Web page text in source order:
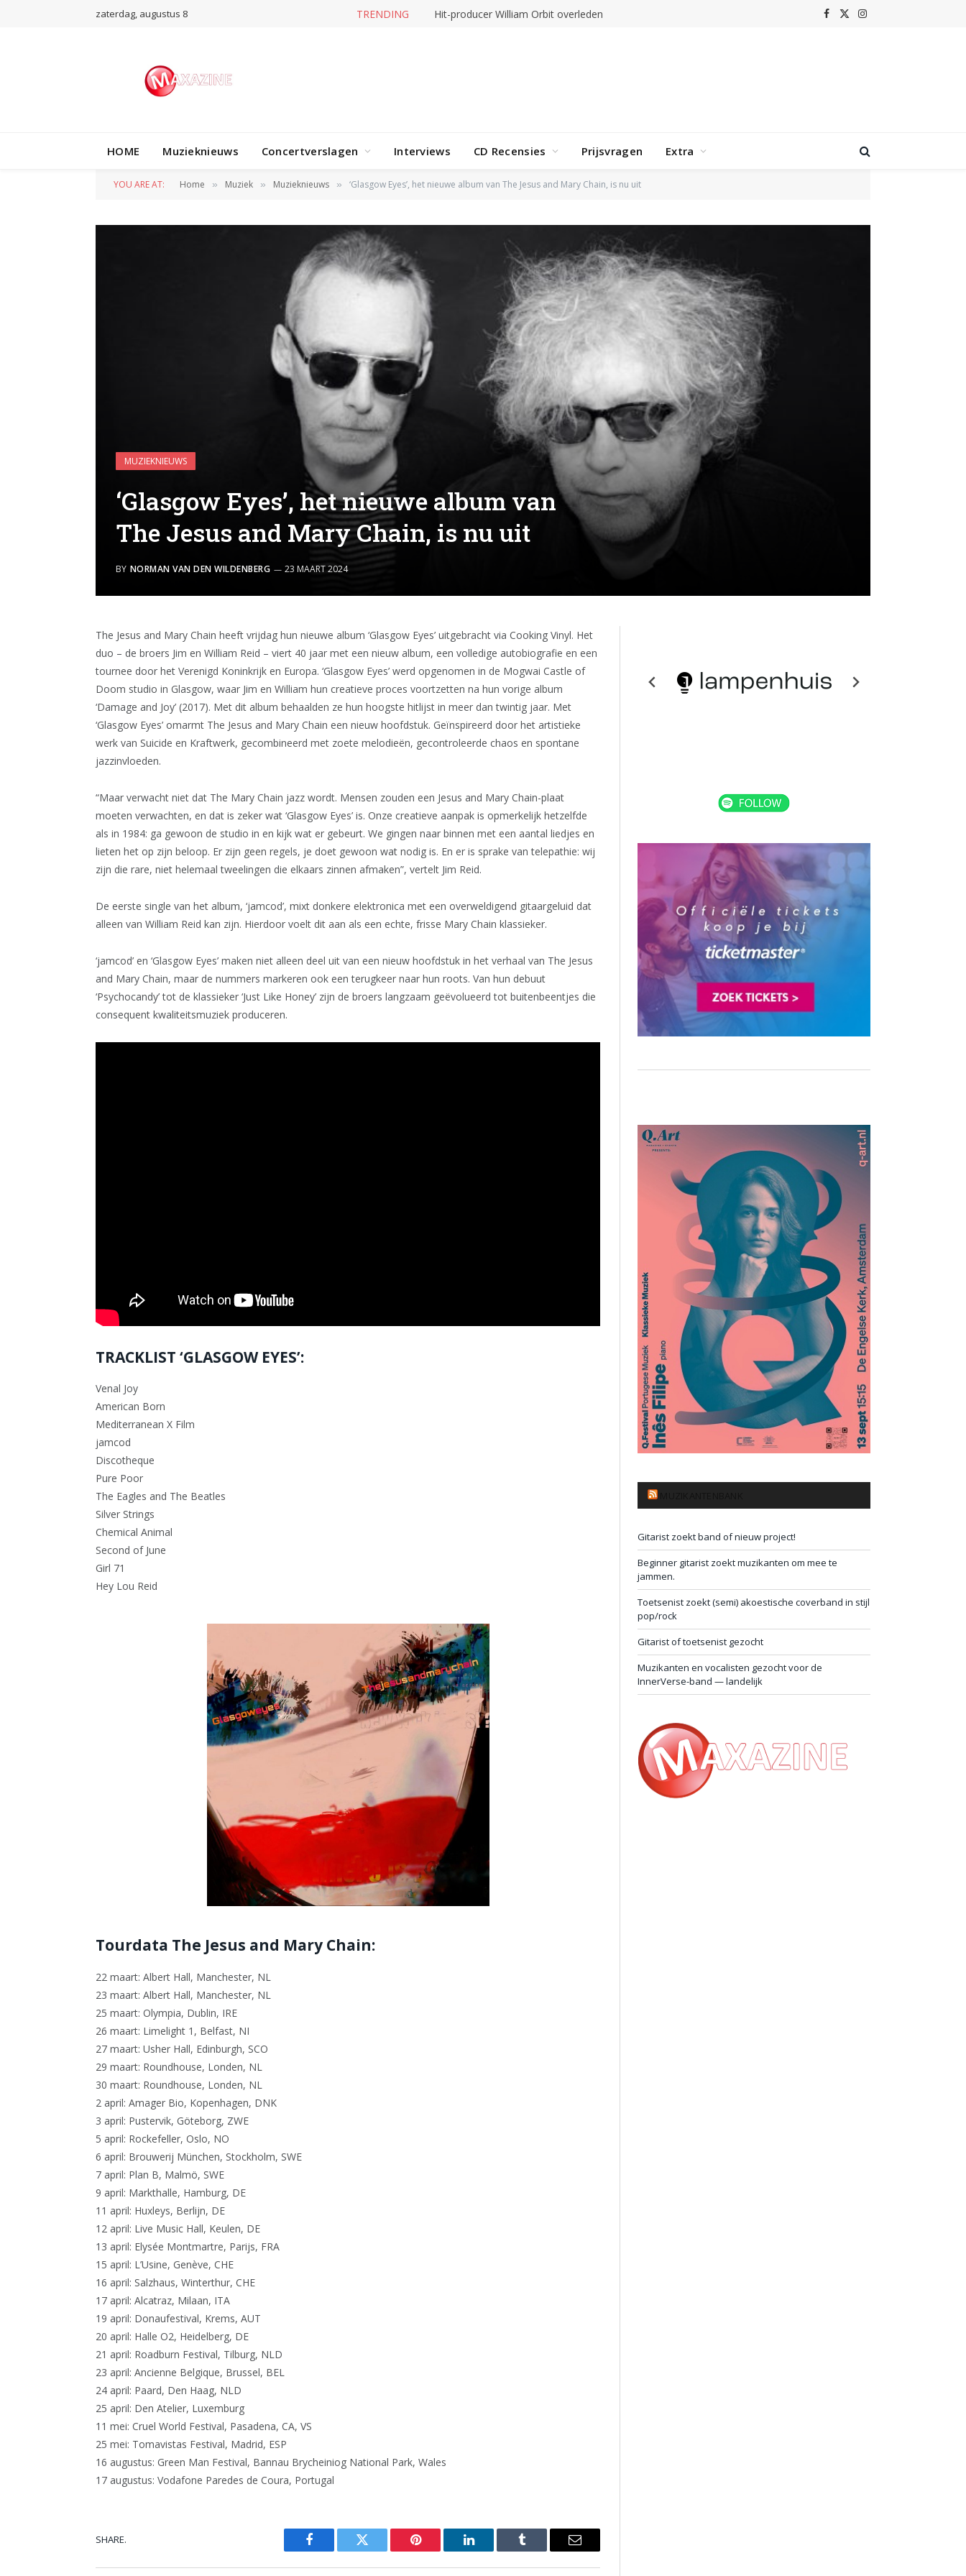
zaterdag, augustus 8 TRENDING Hit-producer William Orbit overleden Facebook
X
Instagram
HOME Muzieknieuws Concertverslagen Interviews CD Recensies Prijsvragen Extra
YOU ARE AT: Home » Muziek » Muzieknieuws » ‘Glasgow Eyes’, het nieuwe album van The Jesus and Mary Chain, is nu uit
MUZIEKNIEUWS
‘Glasgow Eyes’, het nieuwe album van
The Jesus and Mary Chain, is nu uit
BY NORMAN VAN DEN WILDENBERG 23 MAART 2024
The Jesus and Mary Chain heeft vrijdag hun nieuwe album ‘Glasgow Eyes’ uitgebracht via Cooking Vinyl. Het
duo – de broers Jim en William Reid – viert 40 jaar met een nieuw album, een volledige autobiografie en een
tournee door het Verenigd Koninkrijk en Europa. ‘Glasgow Eyes’ werd opgenomen in de Mogwai Castle of
Doom studio in Glasgow, waar Jim en William hun creatieve proces voortzetten na hun vorige album
‘Damage and Joy’ (2017). Met dit album behaalden ze hun hoogste hitlijst in meer dan twintig jaar. Met
‘Glasgow Eyes’ omarmt The Jesus and Mary Chain een nieuw hoofdstuk. Geïnspireerd door het artistieke
werk van Suicide en Kraftwerk, gecombineerd met zoete melodieën, gecontroleerde chaos en spontane
jazzinvloeden.
“Maar verwacht niet dat The Mary Chain jazz wordt. Mensen zouden een Jesus and Mary Chain-plaat
moeten verwachten, en dat is zeker wat ‘Glasgow Eyes’ is. Onze creatieve aanpak is opmerkelijk hetzelfde
als in 1984: ga gewoon de studio in en kijk wat er gebeurt. We gingen naar binnen met een aantal liedjes en
lieten het op zijn beloop. Er zijn geen regels, je doet gewoon wat nodig is. En er is sprake van telepathie: wij
zijn die rare, niet helemaal tweelingen die elkaars zinnen afmaken”, vertelt Jim Reid.
De eerste single van het album, ‘jamcod’, mixt donkere elektronica met een overweldigend gitaargeluid dat
alleen van William Reid kan zijn. Hierdoor voelt dit aan als een echte, frisse Mary Chain klassieker.
‘jamcod’ en ‘Glasgow Eyes’ maken niet alleen deel uit van een nieuw hoofdstuk in het verhaal van The Jesus
and Mary Chain, maar de nummers markeren ook een terugkeer naar hun roots. Van hun debuut
‘Psychocandy’ tot de klassieker ‘Just Like Honey’ zijn de broers langzaam geëvolueerd tot buitenbeentjes die
consequent kwaliteitsmuziek produceren.
TRACKLIST ‘GLASGOW EYES’:
Venal Joy
American Born
Mediterranean X Film
jamcod
Discotheque
Pure Poor
The Eagles and The Beatles
Silver Strings
Chemical Animal
Second of June
Girl 71
Hey Lou Reid
Tourdata The Jesus and Mary Chain:
22 maart: Albert Hall, Manchester, NL
23 maart: Albert Hall, Manchester, NL
25 maart: Olympia, Dublin, IRE
26 maart: Limelight 1, Belfast, NI
27 maart: Usher Hall, Edinburgh, SCO
29 maart: Roundhouse, Londen, NL
30 maart: Roundhouse, Londen, NL
2 april: Amager Bio, Kopenhagen, DNK
3 april: Pustervik, Göteborg, ZWE
5 april: Rockefeller, Oslo, NO
6 april: Brouwerij München, Stockholm, SWE
7 april: Plan B, Malmö, SWE
9 april: Markthalle, Hamburg, DE
11 april: Huxleys, Berlijn, DE
12 april: Live Music Hall, Keulen, DE
13 april: Elysée Montmartre, Parijs, FRA
15 april: L’Usine, Genève, CHE
16 april: Salzhaus, Winterthur, CHE
17 april: Alcatraz, Milaan, ITA
19 april: Donaufestival, Krems, AUT
20 april: Halle O2, Heidelberg, DE
21 april: Roadburn Festival, Tilburg, NLD
23 april: Ancienne Belgique, Brussel, BEL
24 april: Paard, Den Haag, NLD
25 april: Den Atelier, Luxemburg
11 mei: Cruel World Festival, Pasadena, CA, VS
25 mei: Tomavistas Festival, Madrid, ESP
16 augustus: Green Man Festival, Bannau Brycheiniog National Park, Wales
17 augustus: Vodafone Paredes de Coura, Portugal
SHARE.
Facebook Twitter Pinterest LinkedIn Tumblr Email
Gitarist zoekt band of nieuw project!
Beginner gitarist zoekt muzikanten om mee te
jammen.
Toetsenist zoekt (semi) akoestische coverband in stijl
pop/rock
Gitarist of toetsenist gezocht
Muzikanten en vocalisten gezocht voor de
InnerVerse-band — landelijk